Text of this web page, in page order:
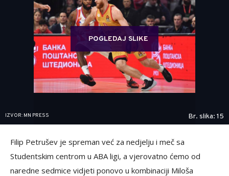
POGLEDAJ SLIKE
IZVOR: MN PRESS Br. slika: 15
Filip Petrušev je spreman već za nedjelju i meč sa
Studentskim centrom u ABA ligi, a vjerovatno ćemo od
naredne sedmice vidjeti ponovo u kombinaciji Miloša